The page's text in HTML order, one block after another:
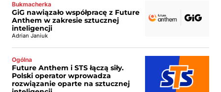
Bukmacherka
GiG nawiązało współpracę z Future
Anthem w zakresie sztucznej
inteligencji
Adrian Janiuk
Ogólna
Future Anthem i STS łączą siły.
Polski operator wprowadza
rozwiązanie oparte na sztucznej